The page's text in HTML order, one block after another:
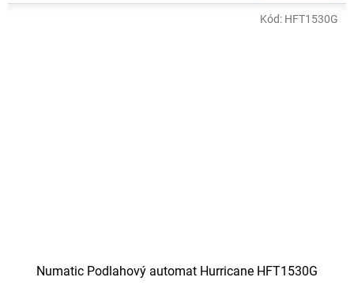
Numatic Podlahový automat Hurricane HFT1530G
Kód: HFT1530G